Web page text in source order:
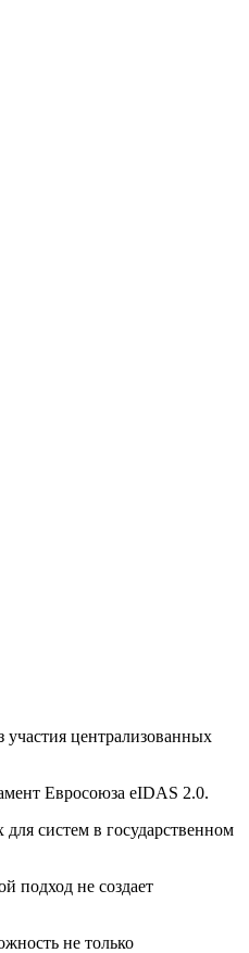
участия централизованных
Евросоюза eIDAS 2.0.
систем в государственном
подход не создает
не только